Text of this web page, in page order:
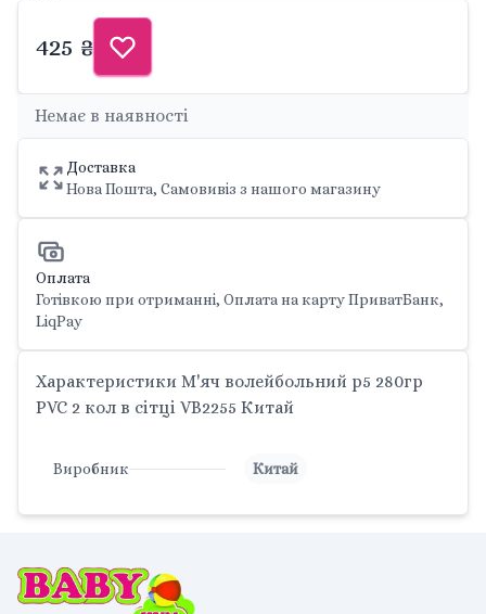
425 ₴
Немає в наявності
Доставка
Нова Пошта, Самовивіз з нашого магазину
Оплата
Готівкою при отриманні, Оплата на карту ПриватБанк,
LiqPay
Характеристики М'яч волейбольний р5 280гр
PVC 2 кол в сітці VB2255 Китай
Виробник Китай